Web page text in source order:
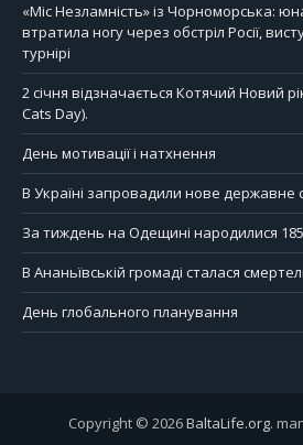
«Міс Незламність» із Чорноморська:
втратила ногу через обстріл Росії,
турнірі
2 січня відзначається Котячий Новий
Cats Day).
День мотивації і натхнення
В Україні запровадили нове державне
За тиждень на Одещині народилися 185
В Ананьївській громаді сталася
День глобального планування
Copyright © 2026BaltaLife.org.